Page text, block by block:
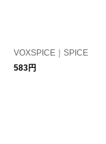
VOXSPICE｜SPICE
583円